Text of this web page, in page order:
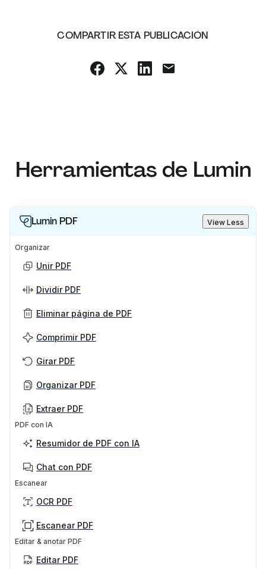
COMPARTIR ESTA PUBLICACIÓN
Herramientas de Lumin
Lumin PDF View Less
Organizar
Unir PDF
Dividir PDF
Eliminar página de PDF
Comprimir PDF
Girar PDF
Organizar PDF
Extraer PDF
PDF con IA
Resumidor de PDF con IA
Chat con PDF
Escanear
OCR PDF
Escanear PDF
Editar & anotar PDF
Editar PDF